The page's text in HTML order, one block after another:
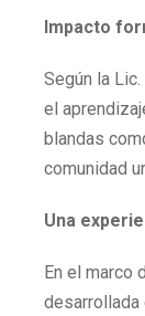
Impacto
Según la
el
blandas
comunidad
Una
En el marco
desarrollada